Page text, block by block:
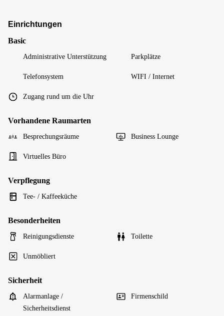
Einrichtungen
Basic
Administrative Unterstützung Parkplätze
Telefonsystem WIFI / Internet
Zugang rund um die Uhr
Vorhandene Raumarten
Besprechungsräume Business Lounge
Virtuelles Büro
Verpflegung
Tee- / Kaffeeküche
Besonderheiten
Reinigungsdienste Toilette
Unmöbliert
Sicherheit
Alarmanlage /
Sicherheitsdienst
Firmenschild